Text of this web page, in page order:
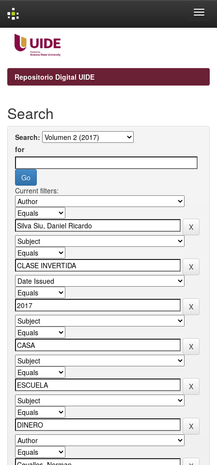
navigation
Repositorio Digital UIDE
Search
Search:
for
Current filters: